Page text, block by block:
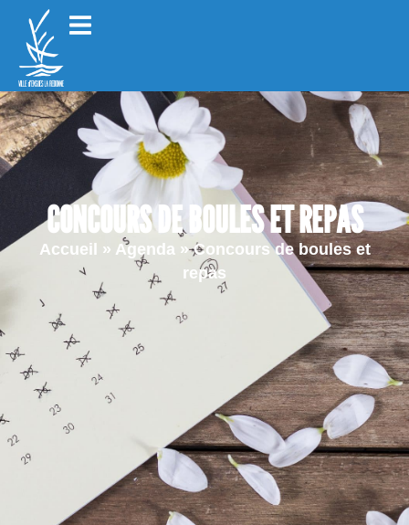
CONCOURS DE BOULES ET REPAS
Accueil » Agenda »Concours de boules et
repas